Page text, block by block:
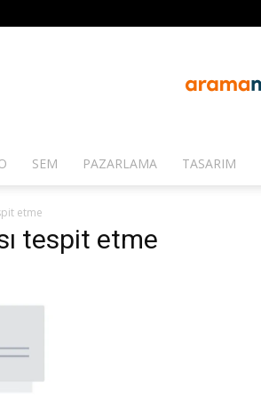
SEM PAZARLAMA TASARIM
etme
tespit etme